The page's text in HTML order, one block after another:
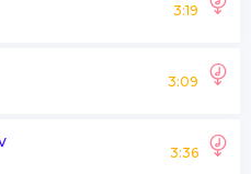
3:19
3:09
3:36